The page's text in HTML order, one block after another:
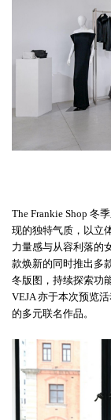
The Frankie Shop 冬
现的独特气质，以立
力量感与从容利落的
款焕新的同时推出多
冬版图，持续探索功
VEJA 亦于本次预览
的多元联名作品。